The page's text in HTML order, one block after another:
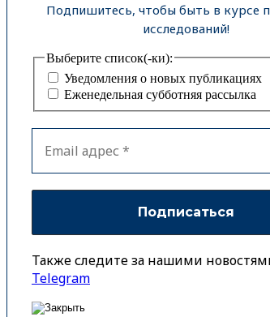
Подпишитесь, чтобы быть в курсе
исследований!
Выберите список(-ки):
Уведомления о новых публикациях
Еженедельная субботняя рассылка
Также следите за нашими
Telegram